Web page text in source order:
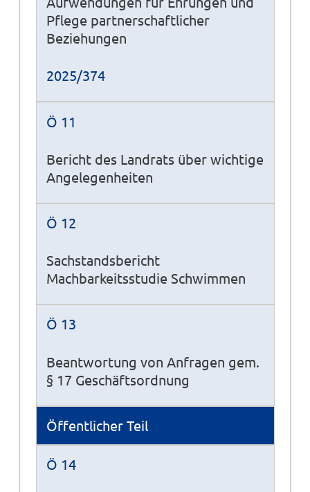
Pflege partnerschaftlicher
Beziehungen
2025/374
Ö 11
Bericht des Landrats über wichtige
Angelegenheiten
Ö 12
Sachstandsbericht
Machbarkeitsstudie Schwimmen
Ö 13
Beantwortung von Anfragen gem.
§ 17 Geschäftsordnung
Öffentlicher Teil
Ö 14